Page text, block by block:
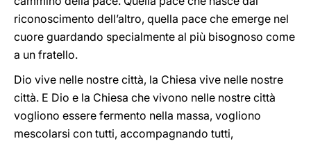
riconoscimento dell’altro, quella pace che emerge nel
cuore guardando specialmente al più bisognoso come
a un fratello.
Dio vive nelle nostre città, la Chiesa vive nelle nostre
città. E Dio e la Chiesa che vivono nelle nostre città
vogliono essere fermento nella massa, vogliono
mescolarsi con tutti, accompagnando tutti,